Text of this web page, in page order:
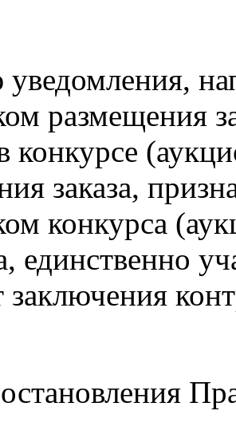
размещения
конкурсе
заказа,
конкурса
единственно
заключения